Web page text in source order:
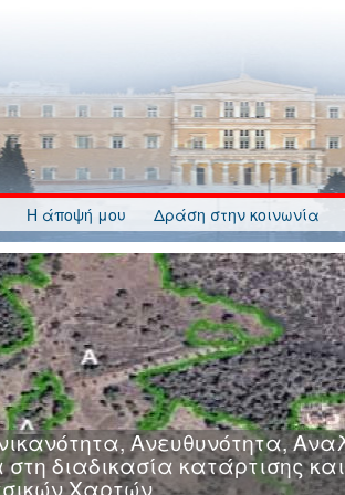
Η άποψή μου Δράση στην κοινωνία
Ανευθυνότητα,
διαδικασία κατάρτισης και
Χαρτών